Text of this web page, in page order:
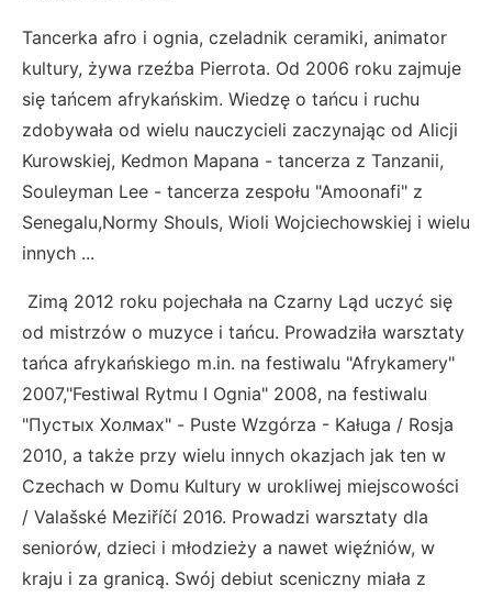
Tancerka afro i ognia, czeladnik ceramiki, animator
kultury, żywa rzeźba Pierrota. Od 2006 roku zajmuje
się tańcem afrykańskim. Wiedzę o tańcu i ruchu
zdobywała od wielu nauczycieli zaczynając od Alicji
Kurowskiej, Kedmon Mapana - tancerza z Tanzanii,
Souleyman Lee - tancerza zespołu "Amoonafi" z
Senegalu,Normy Shouls, Wioli Wojciechowskiej i wielu
innych ...
Zimą 2012 roku pojechała na Czarny Ląd uczyć się
od mistrzów o muzyce i tańcu. Prowadziła warsztaty
tańca afrykańskiego m.in. na festiwalu "Afrykamery"
2007,"Festiwal Rytmu I Ognia" 2008, na festiwalu
"Пустых Холмах" - Puste Wzgórza - Kaługa / Rosja
2010, a także przy wielu innych okazjach jak ten w
Czechach w Domu Kultury w urokliwej miejscowości
/ Valašské Meziříčí 2016. Prowadzi warsztaty dla
seniorów, dzieci i młodzieży a nawet więźniów, w
kraju i za granicą. Swój debiut sceniczny miała z